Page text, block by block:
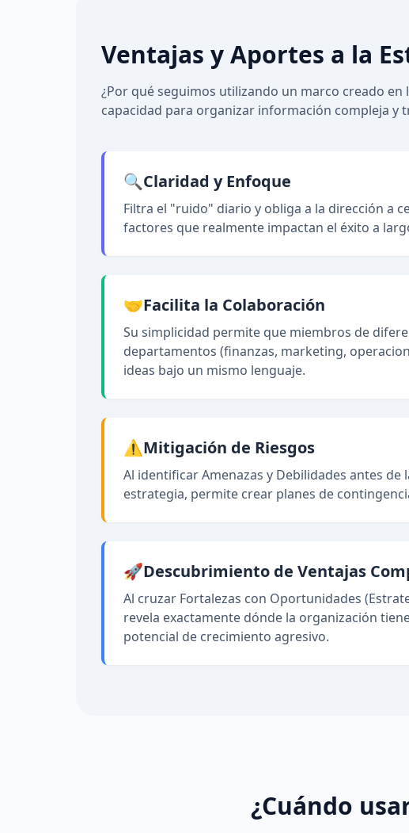
Ventajas y Aportes a la
¿Por qué seguimos utilizando un marco creado en
capacidad para organizar información compleja y
🔍Claridad y Enfoque
Filtra el "ruido" diario y obliga a la dirección a
factores que realmente impactan el éxito a
🤝Facilita la Colaboración
Su simplicidad permite que miembros de
departamentos (finanzas, marketing,
ideas bajo un mismo lenguaje.
⚠️Mitigación de Riesgos
Al identificar Amenazas y Debilidades antes de
estrategia, permite crear planes de
🚀Descubrimiento de Ventajas
Al cruzar Fortalezas con Oportunidades
revela exactamente dónde la organización
potencial de crecimiento agresivo.
¿Cuándo